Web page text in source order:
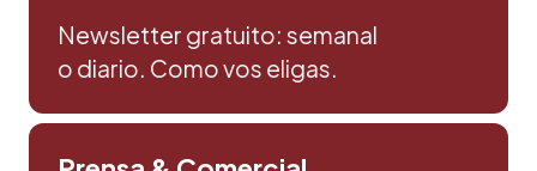
Newsletter gratuito: semanal
o diario. Como vos eligas.